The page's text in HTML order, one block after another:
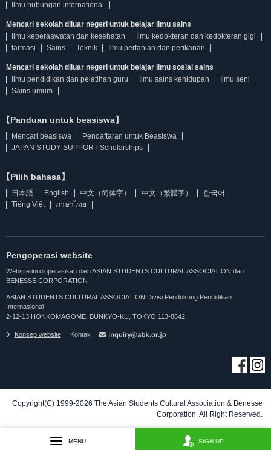
Ilmu hubungan international
Mencari sekolah diluar negeri untuk belajar Ilmu sains
Ilmu keperaawatan dan kesehatan
Ilmu kedokteran dan kedokteran gigi
farmasi
Sains Teknik Ilmu pertanian dan perikanan
Mencari sekolah diluar negeri untuk belajar Ilmu sosial sains
Ilmu pendidikan dan pelatihan guru
Ilmu sains kehidupan
Ilmu seni
Sains umum
【Panduan untuk beasiswa】
Mencari beasiswa
Pendaftaran untuk Beasiswa
JAPAN STUDY SUPPORT Scholarships
【Pilih bahasa】
日本語 English 中文（简体字） 中文（繁體字）
한국어
Tiếng Việt
ภาษาไทย
Pengoperasi website
Website ini dioperasikan oleh ASIAN STUDENTS CULTURAL ASSOCIATION dan
BENESSE CORPORATION
ASIAN STUDENTS CULTURAL ASSOCIATION Divisi Pendukung Pendidikan
Internasional
2-12-13 HONKOMAGOME, BUNKYO-KU, TOKYO 113-8642
Konsep website Kontak
Copyright(C) 1999-2026 The Asian Students Cultural Association & Benesse
Corporation. All Right Reserved.
MENU SIGN UP